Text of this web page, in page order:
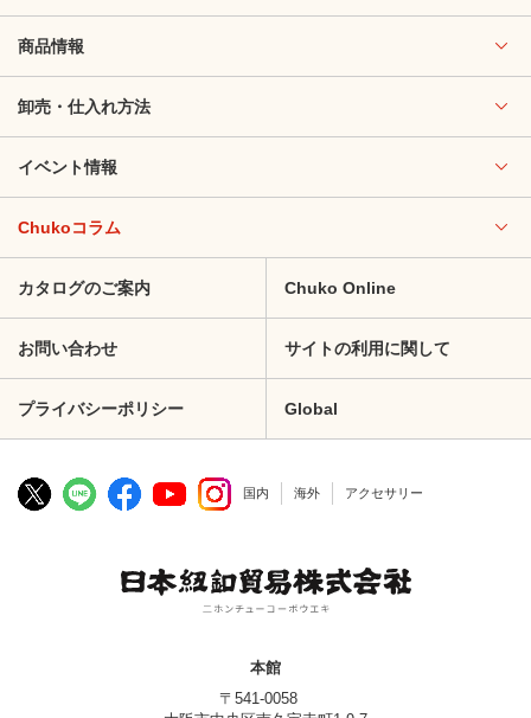
商品情報
卸売・仕入れ方法
イベント情報
Chukoコラム
カタログのご案内 Chuko Online
お問い合わせ サイトの利用に関して
プライバシーポリシー Global
国内 海外 アクセサリー
本館
〒541-0058